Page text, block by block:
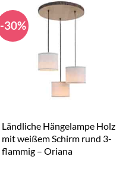
-30%
Ländliche Hängelampe Holz
mit weißem Schirm rund 3-
flammig – Oriana